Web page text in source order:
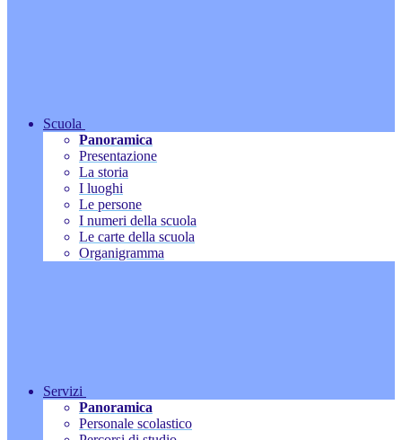
Scuola
Panoramica
Presentazione
La storia
I luoghi
Le persone
I numeri della scuola
Le carte della scuola
Organigramma
Servizi
Panoramica
Personale scolastico